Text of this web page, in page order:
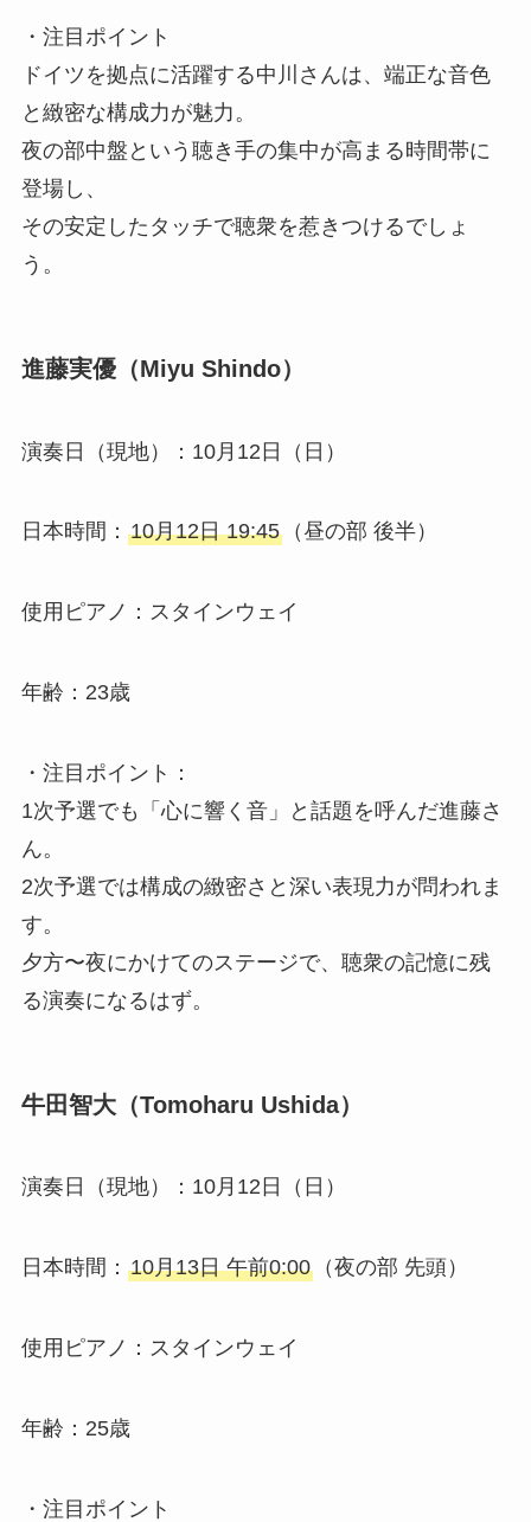
・注目ポイント
ドイツを拠点に活躍する中川さんは、端正な音色
と緻密な構成力が魅力。
夜の部中盤という聴き手の集中が高まる時間帯に
登場し、
その安定したタッチで聴衆を惹きつけるでしょ
う。
進藤実優（Miyu Shindo）
演奏日（現地）：10月12日（日）
日本時間： 10月12日 19:45（昼の部 後半）
使用ピアノ：スタインウェイ
年齢：23歳
・注目ポイント：
1次予選でも「心に響く音」と話題を呼んだ進藤さ
ん。
2次予選では構成の緻密さと深い表現力が問われま
す。
夕方〜夜にかけてのステージで、聴衆の記憶に残
る演奏になるはず。
牛田智大（Tomoharu Ushida）
演奏日（現地）：10月12日（日）
日本時間： 10月13日 午前0:00（夜の部 先頭）
使用ピアノ：スタインウェイ
年齢：25歳
・注目ポイント